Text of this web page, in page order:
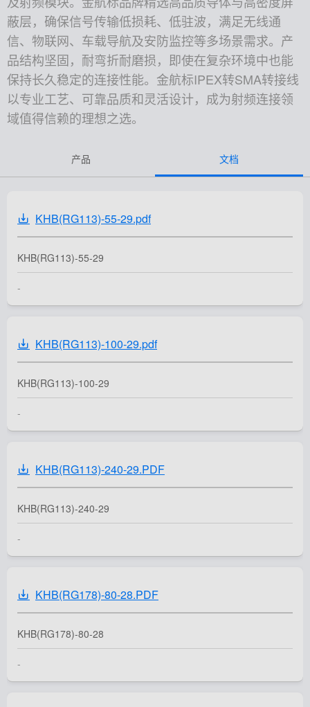
蔽层，确保信号传输低损耗、低驻波，满足无线通
信、物联网、车载导航及安防监控等多场景需求。产
品结构坚固，耐弯折耐磨损，即使在复杂环境中也能
保持长久稳定的连接性能。金航标IPEX转SMA转接线
以专业工艺、可靠品质和灵活设计，成为射频连接领
域值得信赖的理想之选。
产品 文档
KHB(RG113)-55-29.pdf
KHB(RG113)-55-29
-
KHB(RG113)-100-29.pdf
KHB(RG113)-100-29
-
KHB(RG113)-240-29.PDF
KHB(RG113)-240-29
-
KHB(RG178)-80-28.PDF
KHB(RG178)-80-28
-